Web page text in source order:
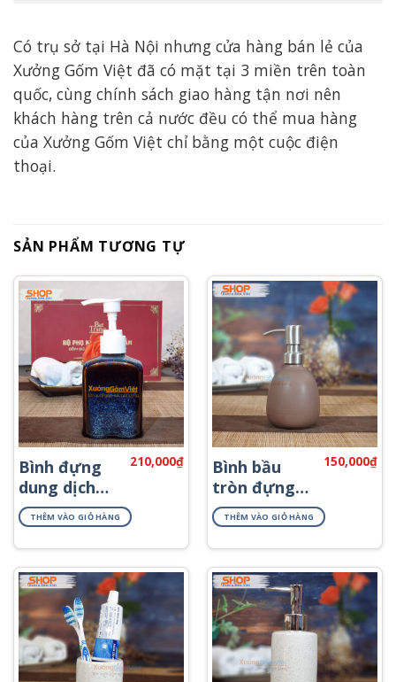
Có trụ sở tại Hà Nội nhưng cửa hàng bán lẻ của
Xưởng Gốm Việt đã có mặt tại 3 miền trên toàn
quốc, cùng chính sách giao hàng tận nơi nên
khách hàng trên cả nước đều có thể mua hàng
của Xưởng Gốm Việt chỉ bằng một cuộc điện
thoại.
SẢN PHẨM TƯƠNG TỰ
Bình đựng
dung dịch
khách sạn
PKNT-56
210,000₫
THÊM VÀO GIỎ HÀNG
Bình bầu
tròn đựng
sữa tắm
PKNT-42
150,000₫
THÊM VÀO GIỎ HÀNG